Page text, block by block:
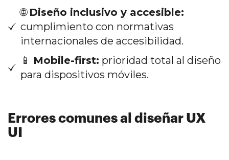
🌐 Diseño inclusivo y accesible:
cumplimiento con normativas
internacionales de accesibilidad.
📱 Mobile-first: prioridad total al diseño
para dispositivos móviles.
Errores comunes al diseñar UX
UI